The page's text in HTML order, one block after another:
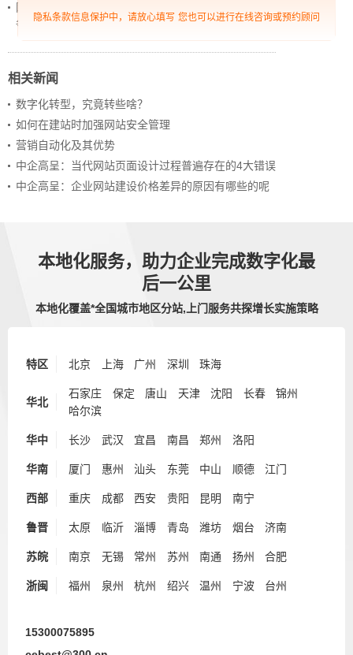
网站上线后，如何做好运营工作，让网站持续具备竞
争力？
相关新闻
数字化转型，究竟转些啥？
如何在建站时加强网站安全管理
营销自动化及其优势
中企高呈：当代网站页面设计过程普遍存在的4大错误
中企高呈：企业网站建设价格差异的原因有哪些的呢
本地化服务，助力企业完成数字化最
后一公里
本地化覆盖*全国城市地区分站,上门服务共探增长实施策略
特区 北京 上海 广州 深圳 珠海
华北
石家庄 保定 唐山 天津 沈阳 长春
锦州
哈尔滨
华中 长沙 武汉 宜昌 南昌 郑州 洛阳
华南 厦门 惠州 汕头 东莞 中山 顺德 江门
西部 重庆 成都 西安 贵阳 昆明 南宁
鲁晋 太原 临沂 淄博 青岛 潍坊 烟台 济南
苏皖 南京 无锡 常州 苏州 南通 扬州 合肥
浙闽 福州 泉州 杭州 绍兴 温州 宁波 台州
15300075895
隐私条款信息保护中，请放心填写 您也可以进行在线咨询或预约顾问